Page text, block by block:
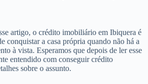
artigo, o crédito imobiliário em Ibiquera é
conquistar a casa própria quando não há a
à vista. Esperamos que depois de ler esse
entendido com conseguir crédito
sobre o assunto.